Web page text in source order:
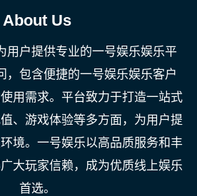
About Us
用户提供专业的一号娱乐娱乐平
，包含便捷的一号娱乐娱乐客户
用需求。平台致力于打造一站式
、游戏体验等多方面，为用户提
境。一号娱乐以高品质服务和丰
大玩家信赖，成为优质线上娱乐
首选。